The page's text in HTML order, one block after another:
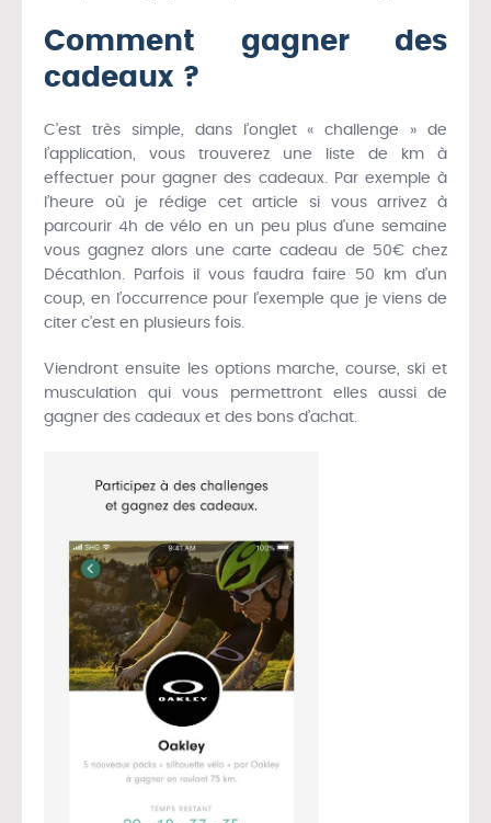
Comment gagner des
cadeaux ?
C’est très simple, dans l’onglet « challenge » de
l’application, vous trouverez une liste de km à
effectuer pour gagner des cadeaux. Par exemple à
l’heure où je rédige cet article si vous arrivez à
parcourir 4h de vélo en un peu plus d’une semaine
vous gagnez alors une carte cadeau de 50€ chez
Décathlon. Parfois il vous faudra faire 50 km d’un
coup, en l’occurrence pour l’exemple que je viens de
citer c’est en plusieurs fois.
Viendront ensuite les options marche, course, ski et
musculation qui vous permettront elles aussi de
gagner des cadeaux et des bons d’achat.